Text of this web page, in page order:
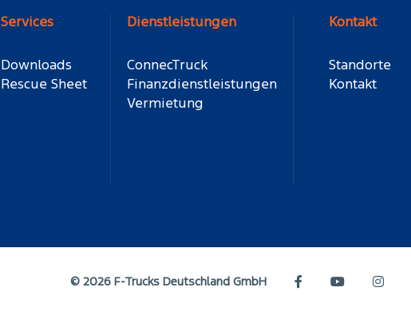
Services
Downloads
Rescue Sheet
Dienstleistungen
ConnecTruck
Finanzdienstleistungen
Vermietung
Kontakt
Standorte
Kontakt
© 2026 F-Trucks Deutschland GmbH